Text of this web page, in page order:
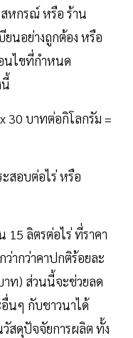
หกรณ์ หรือ ร้าน
นอย่างถูกต้อง หรือ
นไขที่กำหนด
30 บาทต่อกิโลกรัม =
สอบต่อไร่ หรือ
15 ลิตรต่อไร่ ที่ราคา
ากว่าคาปกติร้อยละ
าท) ส่วนนี้จะช่วยลด
นๆ กับชาวนาได้
สดุปัจจัยการผลิต ทั้ง